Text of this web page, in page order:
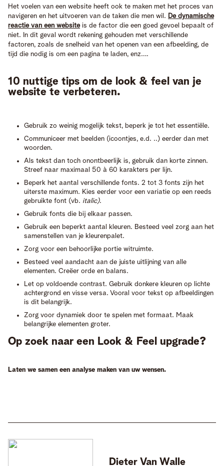
Het voelen van een website heeft ook te maken met het proces van
navigeren en het uitvoeren van de taken die men wil. De dynamische
reactie van een websiteis de factor die een goed gevoel bepaalt of
niet. In dit geval wordt rekening gehouden met verschillende
factoren, zoals de snelheid van het openen van een afbeelding, de
tijd die nodig is om een ​​pagina te laden, enz….
10 nuttige tips om de look & feel van je
website te verbeteren.
Gebruik zo weinig mogelijk tekst, beperk je tot het essentiële.
Communiceer met beelden (icoontjes, e.d. ..) eerder dan met
woorden.
Als tekst dan toch onontbeerlijk is, gebruik dan korte zinnen.
Streef naar maximaal 50 à 60 karakters per lijn.
Beperk het aantal verschillende fonts. 2 tot 3 fonts zijn het
uiterste maximum. Kies eerder voor een variatie op een reeds
gebruikte font (vb. italic).
Gebruik fonts die bij elkaar passen.
Gebruik een beperkt aantal kleuren. Besteed veel zorg aan het
samenstellen van je kleurenpalet.
Zorg voor een behoorlijke portie witruimte.
Besteed veel aandacht aan de juiste uitlijning van alle
elementen. Creëer orde en balans.
Let op voldoende contrast. Gebruik donkere kleuren op lichte
achtergrond en visse versa. Vooral voor tekst op afbeeldingen
is dit belangrijk.
Zorg voor dynamiek door te spelen met formaat. Maak
belangrijke elementen groter.
Op zoek naar een Look & Feel upgrade?
Laten we samen een analyse maken van uw wensen.
Dieter Van Walle